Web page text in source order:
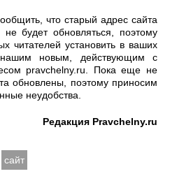
что старый адрес сайта
будет обновляться, поэтому
читателей установить в ваших
нашим новым, действующим с
pravchelny.ru. Пока еще не
обновлены, поэтому приносим
неудобства.
Редакция Pravchelny.ru
сайт